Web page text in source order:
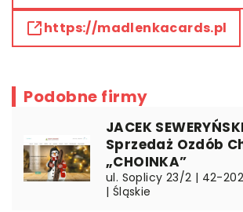
https://madlenkacards.pl
Podobne firmy
JACEK
Sprzedaż Ozdób
„CHOINKA”
ul. Soplicy 23/2 | 42-
| Śląskie